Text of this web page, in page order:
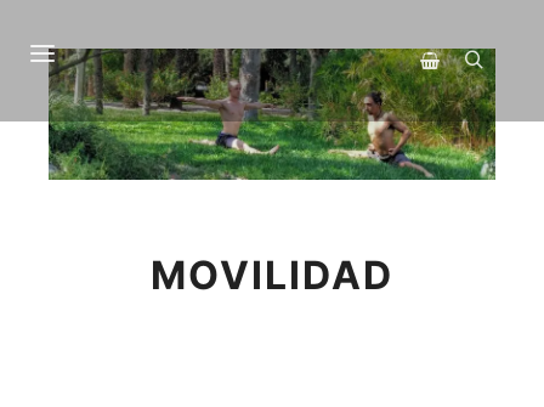
Barra lateral de
Buscar
Menú principal
MOVILIDAD